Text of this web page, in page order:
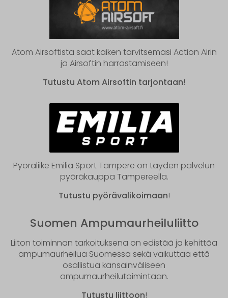
Atom Airsoftista saat kaiken tarvitsemasi Action Airin
ja Airsoftin harrastamiseen!
Tutustu Atom Airsoftin tarjontaan!
Pyöräliike Emilia Sport Tampere on täyden palvelun
pyöräkauppa Tampereella.
Tutustu pyörävalikoimaan!
Suomen Ampumaurheiluliitto
Liiton toiminnan tarkoituksena on edistää ja kehittää
ampumaurheilua Suomessa sekä vaikuttaa että
osallistua kansainväliseen
ampumaurheilutoimintaan.
Tutustu liittoon!